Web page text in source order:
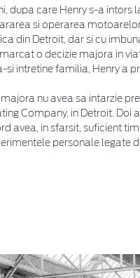
dupa care Henry s-a intors
si operarea
din Detroit, dar si cu
o decizie majora in
si intretine familia, Henry a
nu avea sa intarzie
Company, in Detroit. Doi
avea, in sfarsit, suficient
personale legate